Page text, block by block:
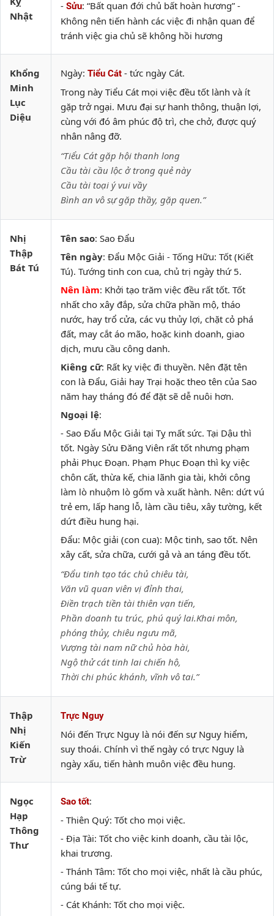
Nhật
- Sửu: “Bất quan đới chủ bất hoàn hương” -
Không nên tiến hành các việc đi nhận quan để
tránh việc gia chủ sẽ không hồi hương
Khổng
Minh
Lục
Diệu
Ngày: Tiểu Cát - tức ngày Cát.
Trong này Tiểu Cát mọi việc đều tốt lành và ít
gặp trở ngại. Mưu đại sự hanh thông, thuận lợi,
cùng với đó âm phúc độ trì, che chở, được quý
nhân nâng đỡ.
“Tiểu Cát gặp hội thanh long
Cầu tài cầu lộc ở trong quẻ này
Cầu tài toại ý vui vầy
Bình an vô sự gặp thầy, gặp quen.”
Nhị
Thập
Bát Tú
Tên sao: Sao Đẩu
Tên ngày: Đẩu Mộc Giải - Tống Hữu: Tốt (Kiết
Tú). Tướng tinh con cua, chủ trị ngày thứ 5.
Nên làm: Khởi tạo trăm việc đều rất tốt. Tốt
nhất cho xây đắp, sửa chữa phần mộ, tháo
nước, hay trổ cửa, các vụ thủy lợi, chặt cỏ phá
đất, may cắt áo mão, hoặc kinh doanh, giao
dịch, mưu cầu công danh.
Kiêng cữ: Rất kỵ việc đi thuyền. Nên đặt tên
con là Đẩu, Giải hay Trại hoặc theo tên của Sao
năm hay tháng đó để đặt sẽ dễ nuôi hơn.
Ngoại lệ:
- Sao Đẩu Mộc Giải tại Tỵ mất sức. Tại Dậu thì
tốt. Ngày Sửu Đăng Viên rất tốt nhưng phạm
phải Phục Đoạn. Phạm Phục Đoạn thì kỵ việc
chôn cất, thừa kế, chia lãnh gia tài, khởi công
làm lò nhuộm lò gốm và xuất hành. Nên: dứt vú
trẻ em, lấp hang lỗ, làm cầu tiêu, xây tường, kết
dứt điều hung hại.
Đẩu: Mộc giải (con cua): Mộc tinh, sao tốt. Nên
xây cất, sửa chữa, cưới gả và an táng đều tốt.
“Đẩu tinh tạo tác chủ chiêu tài,
Văn vũ quan viên vị đỉnh thai,
Điền trạch tiền tài thiên vạn tiến,
Phần doanh tu trúc, phú quý lai.Khai môn,
phóng thủy, chiêu ngưu mã,
Vượng tài nam nữ chủ hòa hài,
Ngộ thử cát tinh lai chiến hộ,
Thời chi phúc khánh, vĩnh vô tai.”
Thập
Nhị
Kiến
Trừ
Trực Nguy
Nói đến Trực Nguy là nói đến sự Nguy hiểm,
suy thoái. Chính vì thế ngày có trực Nguy là
ngày xấu, tiến hành muôn việc đều hung.
Ngọc
Hạp
Thông
Thư
Sao tốt:
- Thiên Quý: Tốt cho mọi việc.
- Địa Tài: Tốt cho việc kinh doanh, cầu tài lộc,
khai trương.
- Thánh Tâm: Tốt cho mọi việc, nhất là cầu phúc,
cúng bái tế tự.
- Cát Khánh: Tốt cho mọi việc.